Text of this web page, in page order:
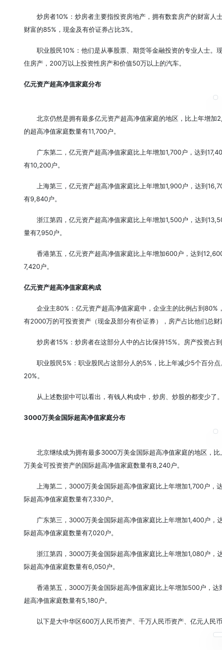
炒房者10%：炒房者主要指投资房地产，拥有数套房产的财富
财富的85%，现金及有价证券占比3%。
职业股民10%：他们是从事股票、期货等金融投资的专业人士
住房产，200万以上投资性房产和价值50万以上的汽车。
亿元资产超高净值家庭分布
北京仍然是拥有最多亿元资产超高净值家庭的地区，比上年增
的超高净值家庭数量有11,700户。
广东第二，亿元资产超高净值家庭比上年增加1,700户，达到
有10,200户。
上海第三，亿元资产超高净值家庭比上年增加1,900户，达到
有9,840户。
浙江第四，亿元资产超高净值家庭比上年增加1,500户，达到
量有7,950户。
香港第五，亿元资产超高净值家庭比上年增加600户，达到
7,420户。
亿元资产超高净值家庭构成
企业主80%：亿元资产超高净值家庭中，企业主的比例占到
有2000万的可投资资产（现金及部分有价证券），房产占比他们总财
炒房者15%：炒房者在这部分人中的占比保持15%。房产投资占
职业股民5%：职业股民占这部分人的5%，比上年减少5个百分
20%。
从上述数据中可以看出，有钱人构成中，炒房、炒股的都变少了
3000万美金国际超高净值家庭分布
北京继续成为拥有最多3000万美金国际超高净值家庭的地区，
万美金可投资资产的国际超高净值家庭数量有8,240户。
上海第二，3000万美金国际超高净值家庭比上年增加1,700户
际超高净值家庭数量有7,330户。
广东第三，3000万美金国际超高净值家庭比上年增加1,400户
际超高净值家庭数量有7,020户。
浙江第四，3000万美金国际超高净值家庭比上年增加1,080户
际超高净值家庭数量有6,050户。
香港第五，3000万美金国际超高净值家庭比上年增加500户，
超高净值家庭数量有5,180户。
以下是大中华区600万人民币资产、千万人民币资产、亿元人民